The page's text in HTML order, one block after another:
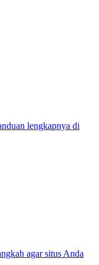
lengkapnya di
agar situs Anda